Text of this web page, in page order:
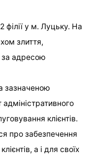
філії у м. Луцьку. На
злиття,
за адресою
зазначеною
клієнтів.
про забезпечення
а і для своїх